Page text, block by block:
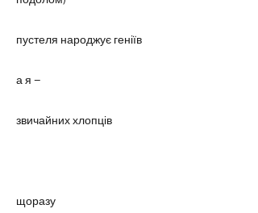
пустеля народжує геніїв
а я –
звичайних хлопців
щоразу